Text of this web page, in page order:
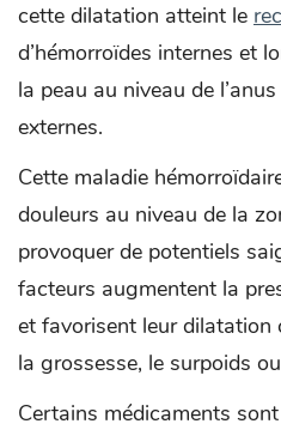
cette dilatation atteint le
d’hémorroïdes internes et
la peau au niveau de
externes.
Cette maladie
douleurs au niveau de la
provoquer de potentiels
facteurs augmentent la
et favorisent leur dilatation
la grossesse, le surpoids
Certains médicaments